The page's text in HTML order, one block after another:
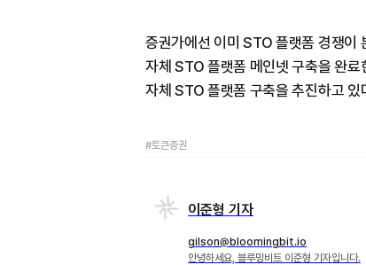
증권가에선 이미 STO 플랫폼 경쟁이
자체 STO 플랫폼 메인넷 구축을 완
자체 STO 플랫폼 구축을 추진하고 있
#토큰증권
이준형 기자
gilson@bloomingbit.io
안녕하세요, 블루밍비트 이준형 기자입니다.